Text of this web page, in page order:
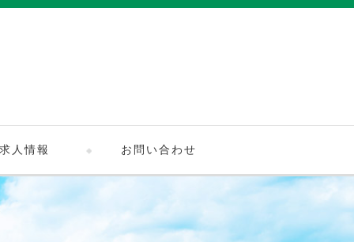
求人情報 お問い合わせ